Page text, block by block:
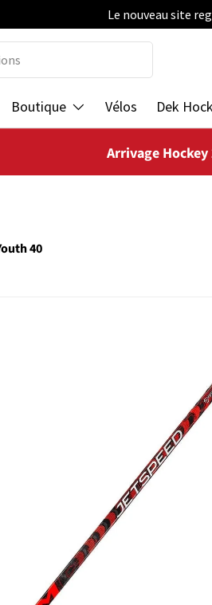
Le nouveau site
Boutique Vélos Dek
Arrivage
40